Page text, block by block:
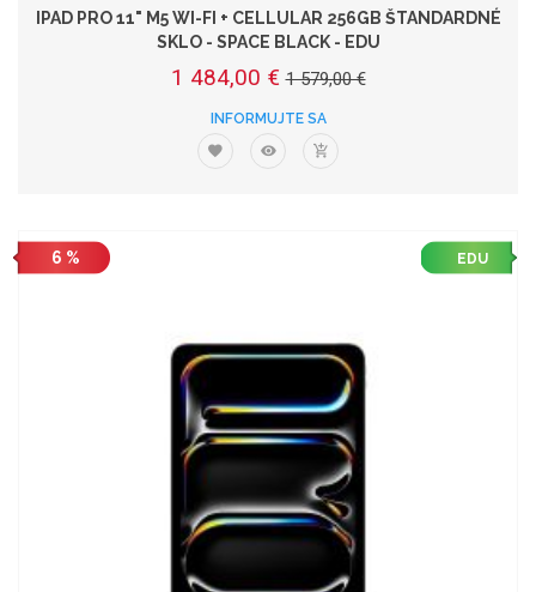
IPAD PRO 11" M5 WI-FI + CELLULAR 256GB ŠTANDARDNÉ
SKLO - SPACE BLACK - EDU
1 484,00 € 1 579,00 €
INFORMUJTE SA
6 % EDU